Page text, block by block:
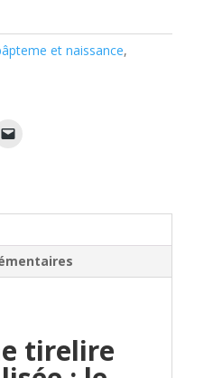
et naissance,
tirelire